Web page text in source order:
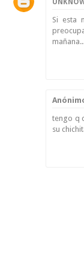
Si esta
tengo q
su